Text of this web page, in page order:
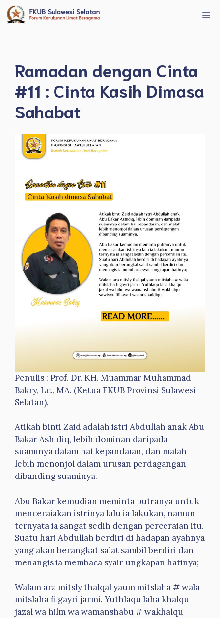
Langsung
ke
Ramadan dengan Cinta
#11 : Cinta Kasih Dimasa
Sahabat
Penulis : Prof. Dr. KH. Muammar Muhammad
Bakry, Lc., MA. (Ketua FKUB Provinsi Sulawesi
Selatan).
Atikah binti Zaid adalah istri Abdullah anak Abu
Bakar Ashidiq, lebih dominan daripada
suaminya dalam hal kepandaian, dan malah
lebih menonjol dalam urusan perdagangan
dibanding suaminya.
Abu Bakar kemudian meminta putranya untuk
menceraiakan istrinya lalu ia lakukan, namun
ternyata ia sangat sedih dengan perceraian itu.
Suatu hari Abdullah berdiri di hadapan ayahnya
yang akan berangkat salat sambil berdiri dan
menangis ia membaca syair ungkapan hatinya;
Walam ara mitsly thalqal yaum mitslaha # wala
mitslaha fi gayri jarmi. Yuthlaqu laha khalqu
jazal wa hilm wa wamanshabu # wakhalqu